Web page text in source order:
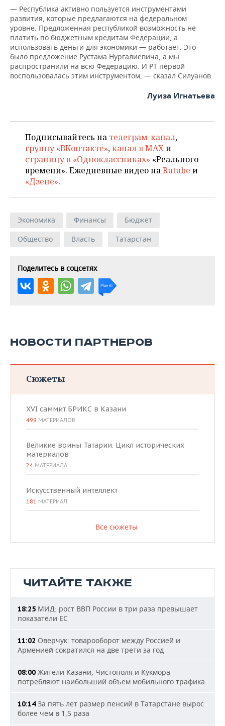
— Республика активно пользуется инструментами
развития, которые предлагаются на федеральном
уровне. Предложенная республикой возможность не
платить по бюджетным кредитам Федерации, а
использовать деньги для экономики — работает. Это
было предложение Рустама Нургалиевича, а мы
распространили на всю Федерацию. И РТ первой
воспользовалась этим инструментом, — сказал Силуанов.
Луиза Игнатьева
Подписывайтесь на телеграм-канал,
группу «ВКонтакте»,канал в MAXи
страницу в «Одноклассниках» «Реального
времени». Ежедневные видео наRutube и
«Дзене».
Экономика Финансы
Бюджет
Общество
Власть Татарстан
Поделитесь в соцсетях
НОВОСТИ ПАРТНЕРОВ
Сюжеты
XVI саммит БРИКС в Казани
499 МАТЕРИАЛОВ
Великие воины Татарии. Цикл исторических
материалов
24 МАТЕРИАЛА
Искусственный интеллект
181 МАТЕРИАЛ
Все сюжеты
ЧИТАЙТЕ ТАКЖЕ
18:25 МИД: рост ВВП России в три раза превышает
показатели ЕС
11:02 Оверчук: товарооборот между Россией и
Арменией сократился на две трети за год
08:00 Жители Казани, Чистополя и Кукмора
потребляют наибольший объем мобильного трафика
10:14За пять лет размер пенсий в Татарстане вырос
более чем в 1,5 раза